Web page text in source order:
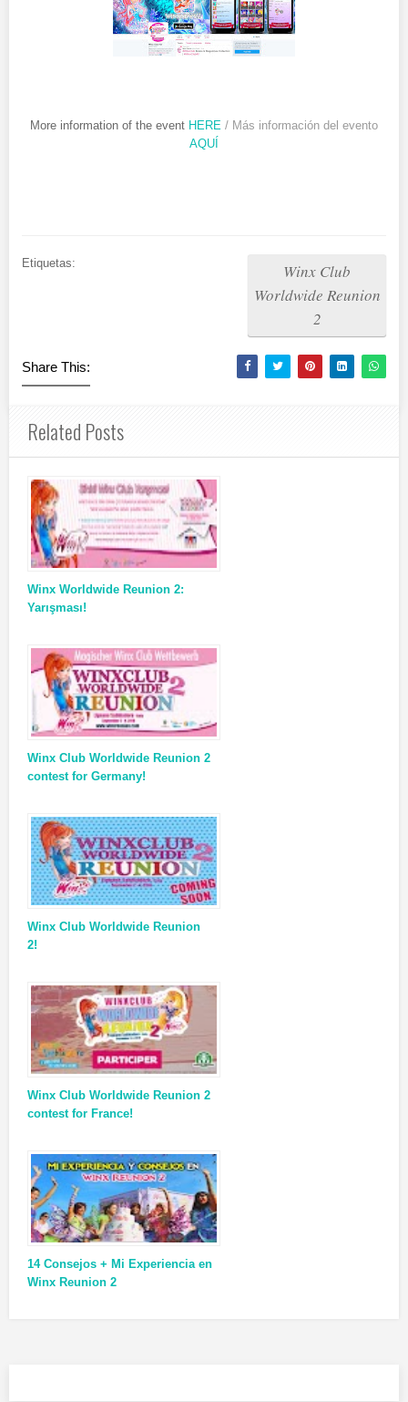
More information of the event HERE / Más información del evento
AQUÍ
Etiquetas:
Winx Club
Worldwide Reunion
2
Share This:
Related Posts
Winx Worldwide Reunion 2:
Yarışması!
Winx Club Worldwide Reunion 2
contest for Germany!
Winx Club Worldwide Reunion
2!
Winx Club Worldwide Reunion 2
contest for France!
14 Consejos + Mi Experiencia en
Winx Reunion 2